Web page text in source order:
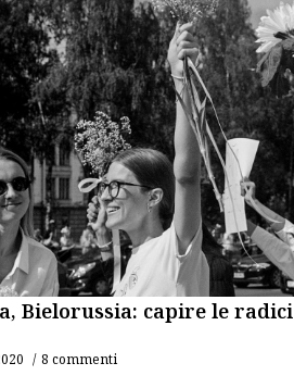
Bielorussia: capire le radici
8 commenti